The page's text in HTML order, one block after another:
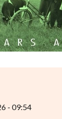
- 09:54